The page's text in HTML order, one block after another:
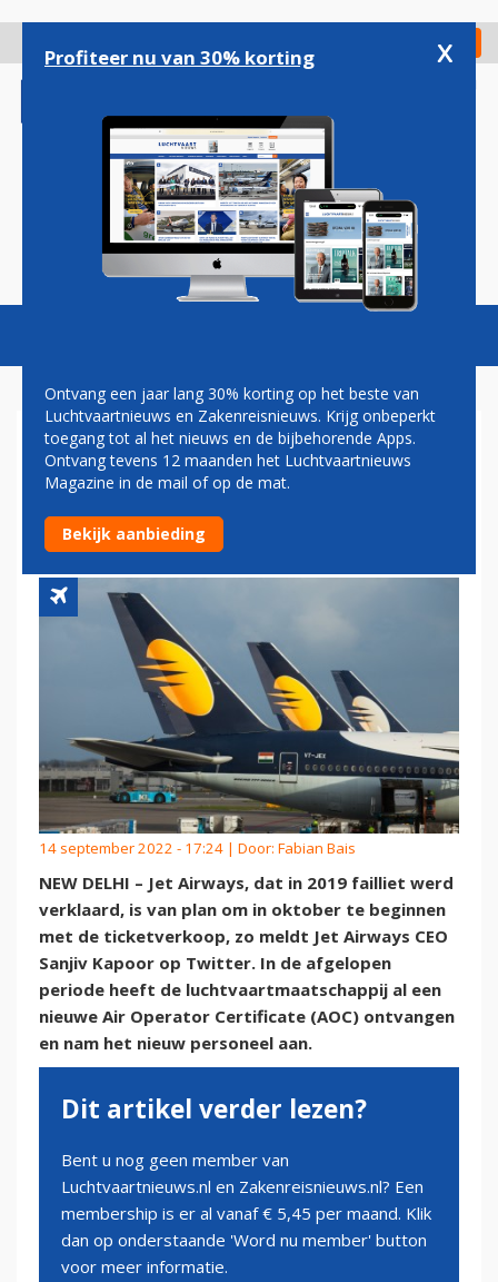
gaan
Check in
Magazine Podcasts Vacatures
‘TICKETVERKOOP JET
AIRWAYS IN OKTOBER VAN
START’
14 september 2022 - 17:24 | Door: Fabian Bais
NEW DELHI – Jet Airways, dat in 2019 failliet werd
verklaard, is van plan om in oktober te beginnen
met de ticketverkoop, zo meldt Jet Airways CEO
Sanjiv Kapoor op Twitter. In de afgelopen
periode heeft de luchtvaartmaatschappij al een
nieuwe Air Operator Certificate (AOC) ontvangen
en nam het nieuw personeel aan.
Dit artikel verder lezen?
Bent u nog geen member van
Luchtvaartnieuws.nl en Zakenreisnieuws.nl? Een
membership is er al vanaf € 5,45 per maand. Klik
dan op onderstaande 'Word nu member' button
voor meer informatie.
Profiteer nu van 30% korting x
Ontvang een jaar lang 30% korting op het beste van
Luchtvaartnieuws en Zakenreisnieuws. Krijg onbeperkt
toegang tot al het nieuws en de bijbehorende Apps.
Ontvang tevens 12 maanden het Luchtvaartnieuws
Magazine in de mail of op de mat.
Bekijk aanbieding